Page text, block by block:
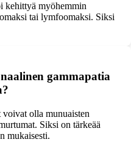
kehittyä myöhemmin
tai lymfoomaksi. Siksi
gammapatia
olla munuaisten
Siksi on tärkeää
mukaisesti.